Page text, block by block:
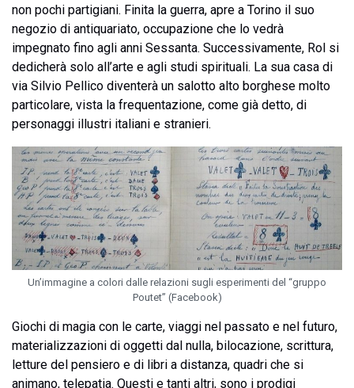
non pochi partigiani. Finita la guerra, apre a Torino il suo
negozio di antiquariato, occupazione che lo vedrà
impegnato fino agli anni Sessanta. Successivamente, Rol si
dedicherà solo all’arte e agli studi spirituali. La sua casa di
via Silvio Pellico diventerà un salotto alto borghese molto
particolare, vista la frequentazione, come già detto, di
personaggi illustri italiani e stranieri.
Un’immagine a colori dalle relazioni sugli esperimenti del “gruppo
Poutet” (Facebook)
Giochi di magia con le carte, viaggi nel passato e nel futuro,
materializzazioni di oggetti dal nulla, bilocazione, scrittura,
letture del pensiero e di libri a distanza, quadri che si
animano, telepatia. Questi e tanti altri, sono i prodigi